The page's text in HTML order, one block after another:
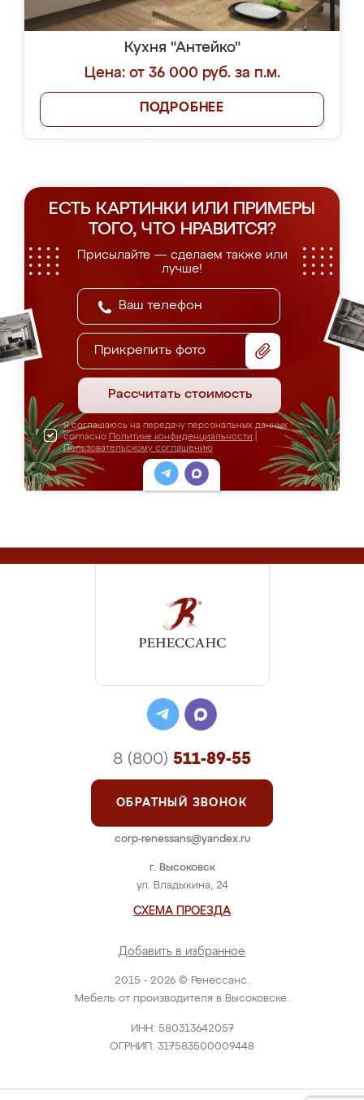
Кухня "Антейко"
Цена: от 36 000 руб. за п.м.
ПОДРОБНЕЕ
ЕСТЬ КАРТИНКИ ИЛИ ПРИМЕРЫ
ТОГО, ЧТО НРАВИТСЯ?
Присылайте — сделаем также или
лучше!
Прикрепить фото
Рассчитать стоимость
Я соглашаюсь на передачу персональных данных
согласно Политике конфиденциальности
Пользовательскому соглашению
2015 - 2026 © Ренессанс.
Мебель от производителя в Высоковске.
ИНН: 580313642057
ОГРНИП: 317583500009448
г. Высоковск
ул. Владыкина, 24
СХЕМА ПРОЕЗДА
Добавить в избранное
8 (800) 511-89-55
ОБРАТНЫЙ ЗВОНОК
corp-renessans@yandex.ru